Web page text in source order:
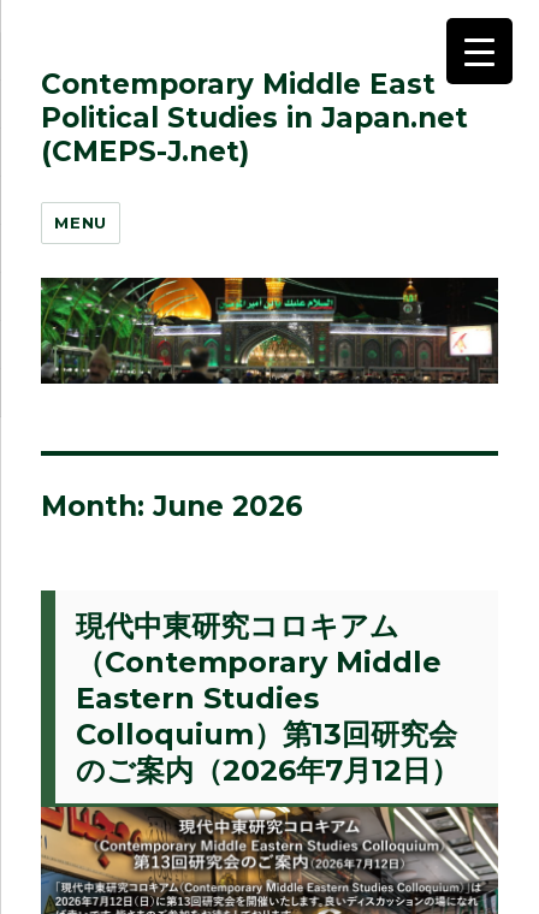
Contemporary Middle East
Political Studies in Japan.net
(CMEPS-J.net)
MENU
Month:June 2026
現代中東研究コロキアム
（Contemporary Middle
Eastern Studies
Colloquium）第13回研究会
のご案内（2026年7月12日）